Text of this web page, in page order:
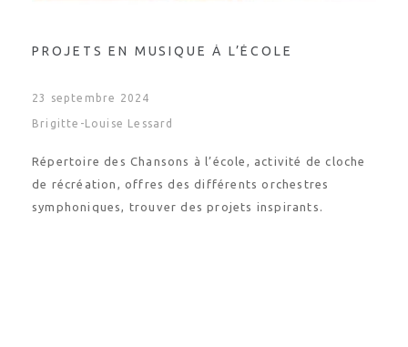
PROJETS EN MUSIQUE À L’ÉCOLE
23 septembre 2024
Brigitte-Louise Lessard
Répertoire des Chansons à l’école, activité de cloche
de récréation, offres des différents orchestres
symphoniques, trouver des projets inspirants.